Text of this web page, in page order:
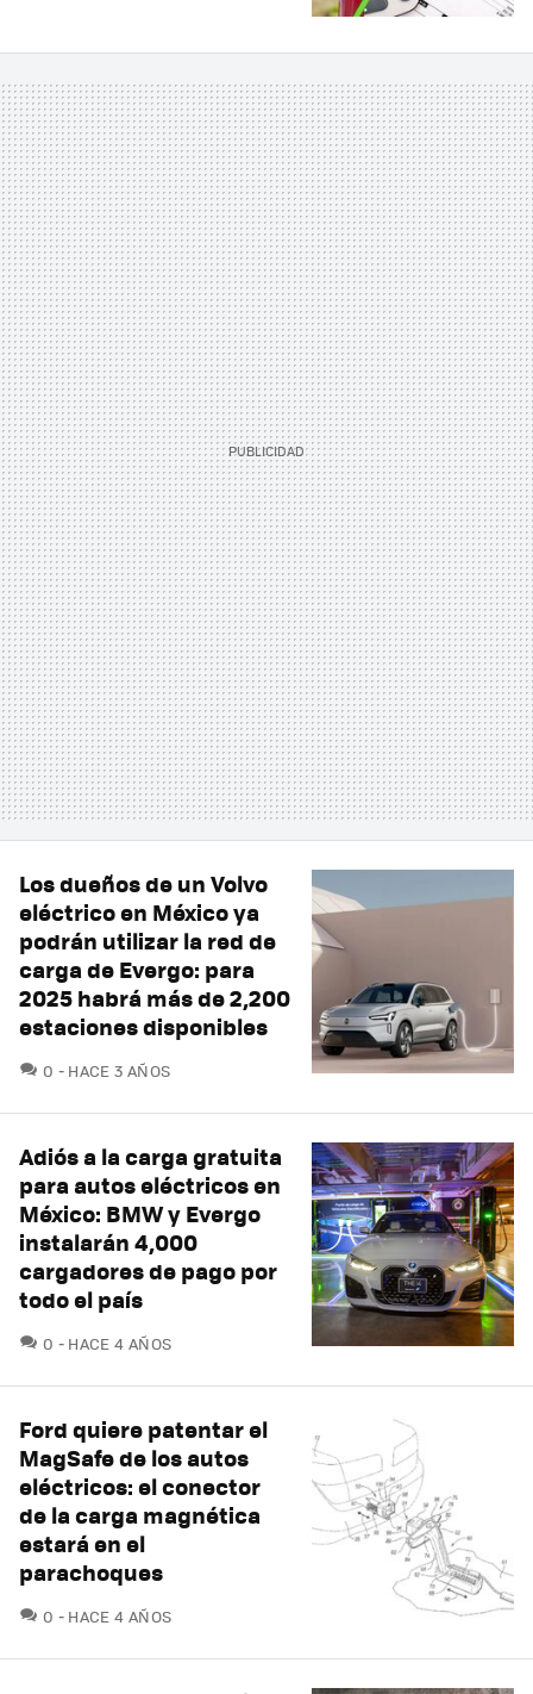
Los dueños de un Volvo
eléctrico en México ya
podrán utilizar la red de
carga de Evergo: para
2025 habrá más de 2,200
estaciones disponibles
0 COMENTARIOS
HACE 3 AÑOS
Adiós a la carga gratuita
para autos eléctricos en
México: BMW y Evergo
instalarán 4,000
cargadores de pago por
todo el país
0 COMENTARIOS
HACE 4 AÑOS
Ford quiere patentar el
MagSafe de los autos
eléctricos: el conector
de la carga magnética
estará en el
parachoques
0 COMENTARIOS
HACE 4 AÑOS